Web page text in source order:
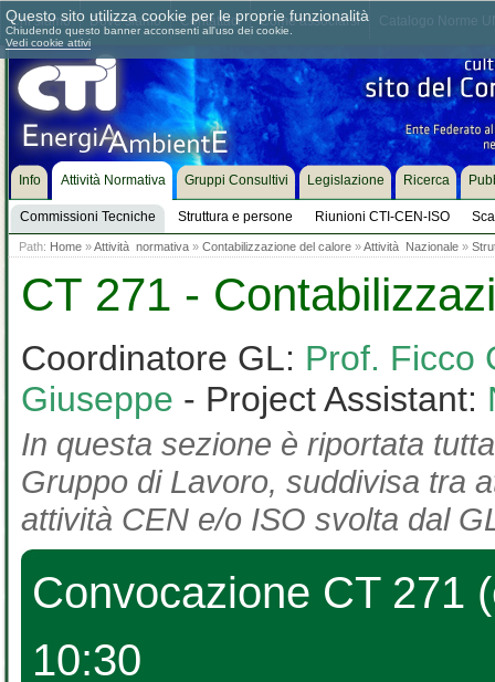
Chi siamo Dove siamo Contattaci Come associarsi
Info Attività Normativa
Commissioni Tecniche Struttura e persone Riunioni CTI-CEN-ISO
Gruppi Consultivi Legislazione Ricerca
Path: Home »Attività normativa » Contabilizzazione del calore »Attività Nazionale »
CT 271 -
Coordinatore GL: Prof. Ficco
Giuseppe - Project Assistant:
In questa sezione è riportata
Gruppo di Lavoro, suddivisa tra
attività CEN e/o ISO svolta dal
Convocazione CT 271
10:30
Questo sito utilizza cookie per le proprie funzionalità
Chiudendo questo banner acconsenti all'uso dei cookie.
Vedi cookie attivi